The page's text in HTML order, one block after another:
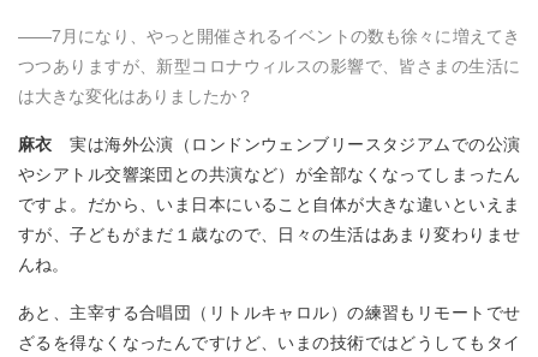
――7月になり、やっと開催されるイベントの数も徐々に増えてき
つつありますが、新型コロナウィルスの影響で、皆さまの生活に
は大きな変化はありましたか？
麻衣実は海外公演（ロンドンウェンブリースタジアムでの公演
やシアトル交響楽団との共演など）が全部なくなってしまったん
ですよ。だから、いま日本にいること自体が大きな違いといえま
すが、子どもがまだ１歳なので、日々の生活はあまり変わりませ
んね。
あと、主宰する合唱団（リトルキャロル）の練習もリモートでせ
ざるを得なくなったんですけど、いまの技術ではどうしてもタイ